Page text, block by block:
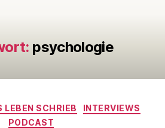
psychologie
Kategorien
LEBEN SCHRIEB
INTERVIEWS
PODCAST